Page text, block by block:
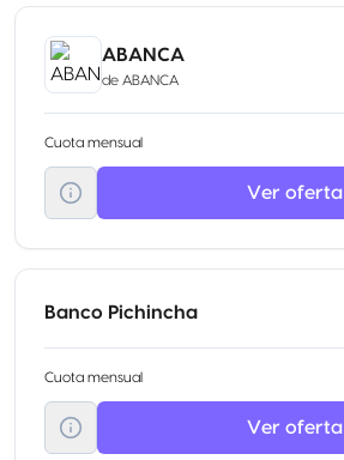
ABANCA
de ABANCA
Cuota mensual
Ver oferta
Banco Pichincha
Cuota mensual
Ver oferta